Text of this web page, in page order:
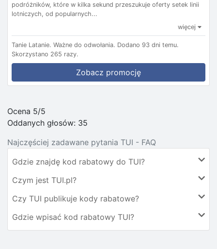
podróżników, które w kilka sekund przeszukuje oferty setek linii
lotniczych, od popularnych...
więcej
Tanie Latanie. Ważne do odwołania. Dodano 93 dni temu.
Skorzystano 265 razy.
Zobacz promocję
Ocena 5/5
Oddanych głosów: 35
Najczęściej zadawane pytania TUI - FAQ
Gdzie znajdę kod rabatowy do TUI?
Czym jest TUI.pl?
Czy TUI publikuje kody rabatowe?
Gdzie wpisać kod rabatowy TUI?